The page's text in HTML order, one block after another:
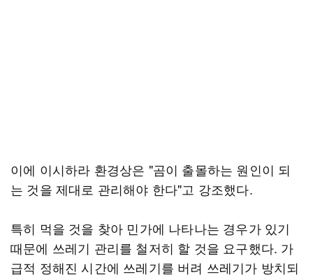
이에 이시하라 환경상은 "곰이 출몰하는 원인이 되
는 것을 제대로 관리해야 한다"고 강조했다.
특히 먹을 것을 찾아 민가에 나타나는 경우가 있기
때문에 쓰레기 관리를 철저히 할 것을 요구했다. 가
급적 정해진 시간에 쓰레기를 버려 쓰레기가 방치되